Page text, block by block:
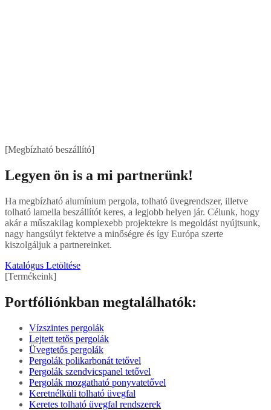
[Megbízható beszállító]
Legyen ön is a mi partnerünk!
Ha megbízható alumínium pergola, tolható üvegrendszer, illetve
tolható lamella beszállítót keres, a legjobb helyen jár. Célunk, hogy
akár a műszakilag komplexebb projektekre is megoldást nyújtsunk,
nagy hangsúlyt fektetve a minőségre és így Európa szerte
kiszolgáljuk a partnereinket.
Katalógus Letöltése
[Termékeink]
Portfóliónkban megtalálhatók:
Vízszintes pergolák
Lejtett tetős pergolák
Üvegtetős pergolák
Pergolák polikarbonát tetővel
Pergolák szendvicspanel tetővel
Pergolák mozgatható ponyvatetővel
Keretnélküli tolható üvegfal
Keretes tolható üvegfal rendszerek